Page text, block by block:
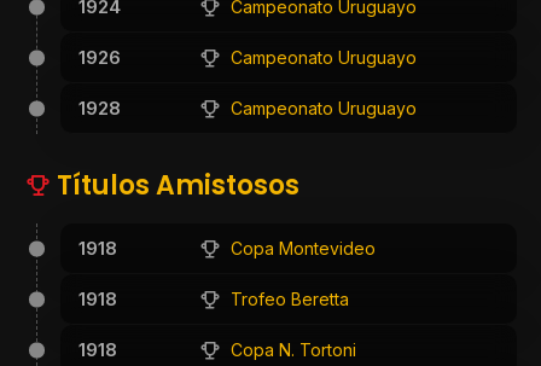
1924 Campeonato Uruguayo
1926 Campeonato Uruguayo
1928 Campeonato Uruguayo
Títulos Amistosos
1918 Copa Montevideo
1918 Trofeo Beretta
1918 Copa N. Tortoni